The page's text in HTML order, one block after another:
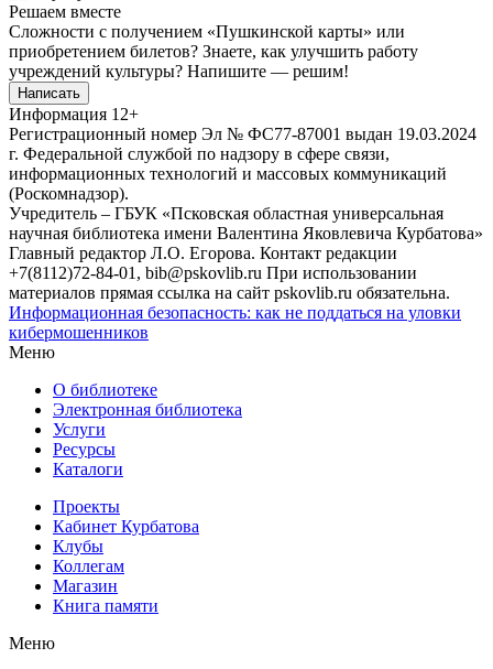
Решаем вместе
Сложности с получением «Пушкинской карты» или
приобретением билетов? Знаете, как улучшить работу
учреждений культуры? Напишите — решим!
Написать
Информация 12+
Регистрационный номер Эл № ФС77-87001 выдан 19.03.2024
г. Федеральной службой по надзору в сфере связи,
информационных технологий и массовых коммуникаций
(Роскомнадзор).
Учредитель – ГБУК «Псковская областная универсальная
научная библиотека имени Валентина Яковлевича Курбатова»
Главный редактор Л.О. Егорова. Контакт редакции
+7(8112)72-84-01, bib@pskovlib.ru При использовании
материалов прямая ссылка на сайт pskovlib.ru обязательна.
Информационная безопасность: как не поддаться на уловки
кибермошенников
Меню
О библиотеке
Электронная библиотека
Услуги
Ресурсы
Каталоги
Проекты
Кабинет Курбатова
Клубы
Коллегам
Магазин
Книга памяти
Меню